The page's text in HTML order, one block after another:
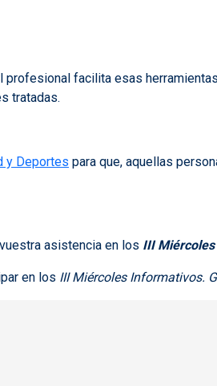
profesional facilita esas
tratadas.
y Deportes para que, aquellas
asistencia en los III
en los III Miércoles Informativos.